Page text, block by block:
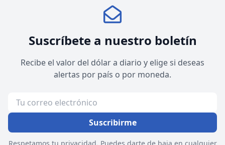
Suscríbete a nuestro boletín
Recibe el valor del dólar a diario y elige si deseas
alertas por país o por moneda.
Suscribirme